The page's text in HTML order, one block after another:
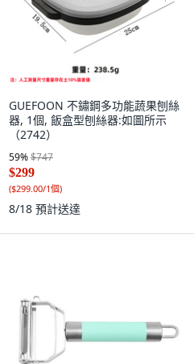
GUEFOON 不鏽鋼多功能蔬果刨絲
器, 1個, 飯盒型刨絲器:如圖所示
（2742）
59%$747
$299
($299.00/1個)
8/18 預計送達